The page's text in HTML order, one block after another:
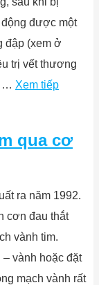
được một
đập (xem ở
trị vết thương
… Xem tiếp
qua cơ
ra năm 1992.
cơn đau thắt
vành tim.
vành hoặc đặt
mạch vành rất